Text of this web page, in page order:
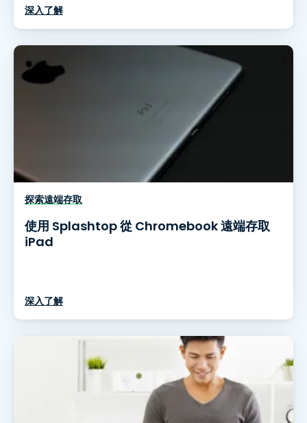
深入了解
探索遠端存取
使用 Splashtop 從 Chromebook 遠端存取
iPad
深入了解